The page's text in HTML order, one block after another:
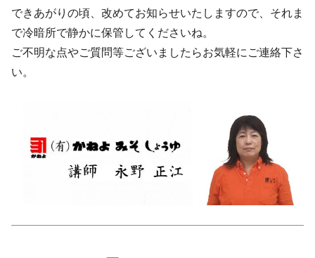
できあがりの頃、改めてお知らせいたしますので、それま
で冷暗所で静かに保管してくださいね。
ご不明な点やご質問等ございましたらお気軽にご連絡下さ
い。